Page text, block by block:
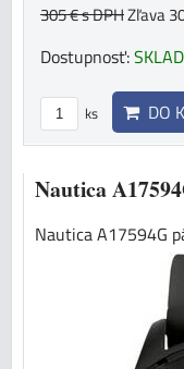
305 €s DPHZľava
Dostupnosť:
ks DO
Nautica
Nautica A17594G